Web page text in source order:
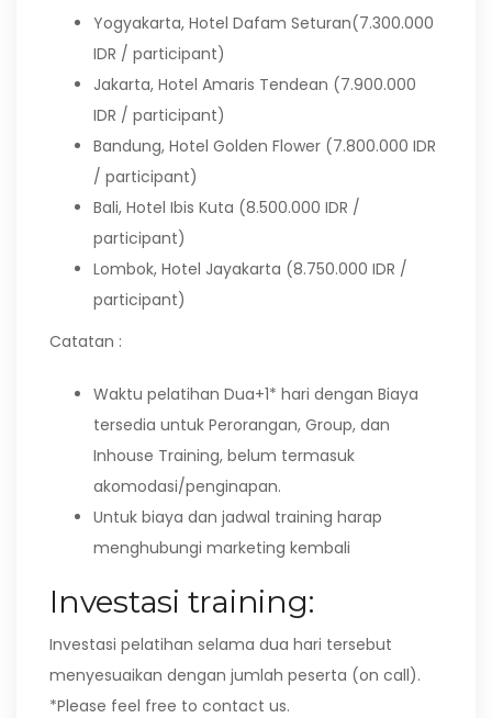
Yogyakarta, Hotel Dafam Seturan(7.300.000
IDR / participant)
Jakarta, Hotel Amaris Tendean (7.900.000
IDR / participant)
Bandung, Hotel Golden Flower (7.800.000 IDR
/ participant)
Bali, Hotel Ibis Kuta (8.500.000 IDR /
participant)
Lombok, Hotel Jayakarta (8.750.000 IDR /
participant)
Catatan :
Waktu pelatihan Dua+1* hari dengan Biaya
tersedia untuk Perorangan, Group, dan
Inhouse Training, belum termasuk
akomodasi/penginapan.
Untuk biaya dan jadwal training harap
menghubungi marketing kembali
Investasi training:
Investasi pelatihan selama dua hari tersebut
menyesuaikan dengan jumlah peserta (on call).
*Please feel free to contact us.